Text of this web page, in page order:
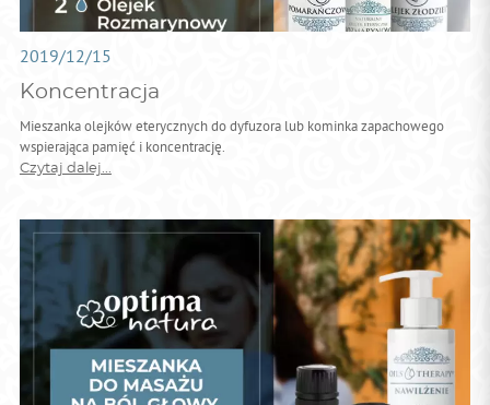
2019/12/15
Koncentracja
Mieszanka olejków eterycznych do dyfuzora lub kominka zapachowego
wspierająca pamięć i koncentrację.
Czytaj dalej...